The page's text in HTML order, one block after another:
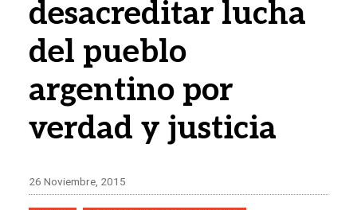
desacreditar lucha
del pueblo
argentino por
verdad y justicia
26 Noviembre, 2015